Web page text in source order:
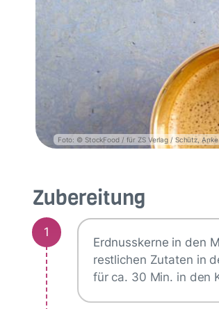
Foto: © StockFood / für ZS Verlag / Schütz, Anke
Zubereitung
1
Erdnusskerne in den
restlichen Zutaten in
für ca. 30 Min. in den